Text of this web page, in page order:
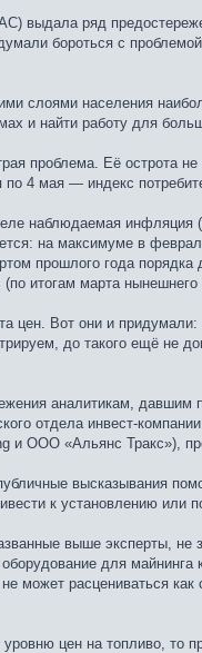
выдала ряд
бороться с
слоями населения
и найти работу для
проблема. Её острота
4 мая — индекс
наблюдаемая инфляция
на максимуме в
прошлого года порядка
итогам марта нынешнего
цен. Вот они и
до такого ещё не
аналитикам, давшим
отдела инвест-
и ООО «Альянс Тракс»),
высказывания
к установлению или
выше эксперты,
для
может расцениваться
цен на топливо, то